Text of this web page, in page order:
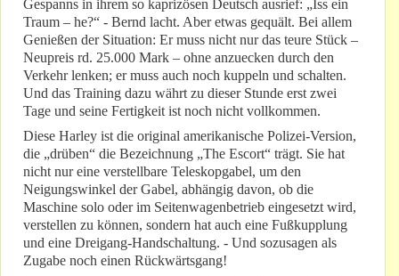
Gespanns in ihrem so kaprizösen Deutsch ausrief: „Iss ein
Traum – he?“ - Bernd lacht. Aber etwas gequält. Bei allem
Genießen der Situation: Er muss nicht nur das teure Stück –
Neupreis rd. 25.000 Mark – ohne anzuecken durch den
Verkehr lenken; er muss auch noch kuppeln und schalten.
Und das Training dazu währt zu dieser Stunde erst zwei
Tage und seine Fertigkeit ist noch nicht vollkommen.
Diese Harley ist die original amerikanische Polizei-Version,
die „drüben“ die Bezeichnung „The Escort“ trägt. Sie hat
nicht nur eine verstellbare Teleskopgabel, um den
Neigungswinkel der Gabel, abhängig davon, ob die
Maschine solo oder im Seitenwagenbetrieb eingesetzt wird,
verstellen zu können, sondern hat auch eine Fußkupplung
und eine Dreigang-Handschaltung. - Und sozusagen als
Zugabe noch einen Rückwärtsgang!